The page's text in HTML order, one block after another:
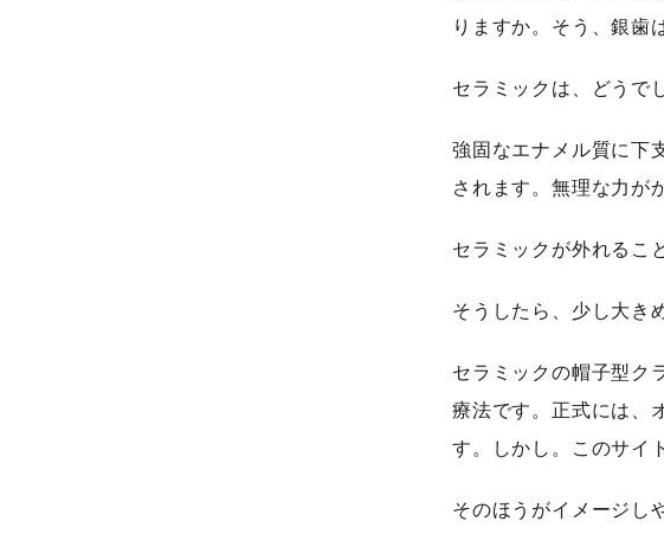
りますか。そう、銀歯
セラミックは、どうで
強固なエナメル質に下
されます。無理な力が
セラミックが外れるこ
そうしたら、少し大き
セラミックの帽子型ク
療法です。正式には、
す。しかし。このサイ
そのほうがイメージし